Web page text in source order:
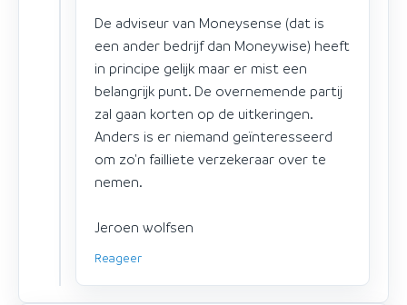
De adviseur van Moneysense (dat is
een ander bedrijf dan Moneywise) heeft
in principe gelijk maar er mist een
belangrijk punt. De overnemende partij
zal gaan korten op de uitkeringen.
Anders is er niemand geïnteresseerd
om zo'n failliete verzekeraar over te
nemen.
Jeroen wolfsen
Reageer